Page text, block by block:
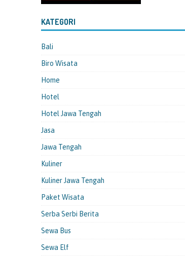
KATEGORI
Bali
Biro Wisata
Home
Hotel
Hotel Jawa Tengah
Jasa
Jawa Tengah
Kuliner
Kuliner Jawa Tengah
Paket Wisata
Serba Serbi Berita
Sewa Bus
Sewa Elf